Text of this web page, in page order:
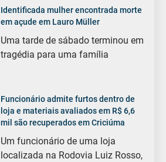
Identificada mulher encontrada morte
em açude em Lauro Müller
Uma tarde de sábado terminou em
tragédia para uma família
Funcionário admite furtos dentro de
loja e materiais avaliados em R$ 6,6
mil são recuperados em Criciúma
Um funcionário de uma loja
localizada na Rodovia Luiz Rosso,